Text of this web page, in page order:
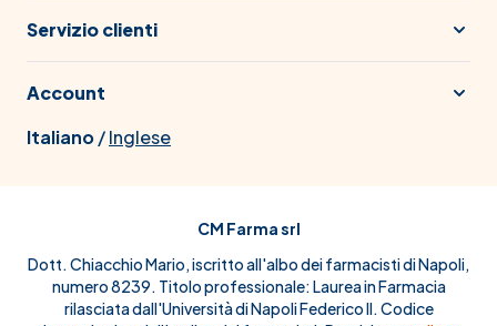
Servizio clienti
Account
Italiano/Inglese
CM Farma srl
Dott. Chiacchio Mario, iscritto all'albo dei farmacisti di Napoli,
numero 8239. Titolo professionale: Laurea in Farmacia
rilasciata dall'Università di Napoli Federico II. Codice